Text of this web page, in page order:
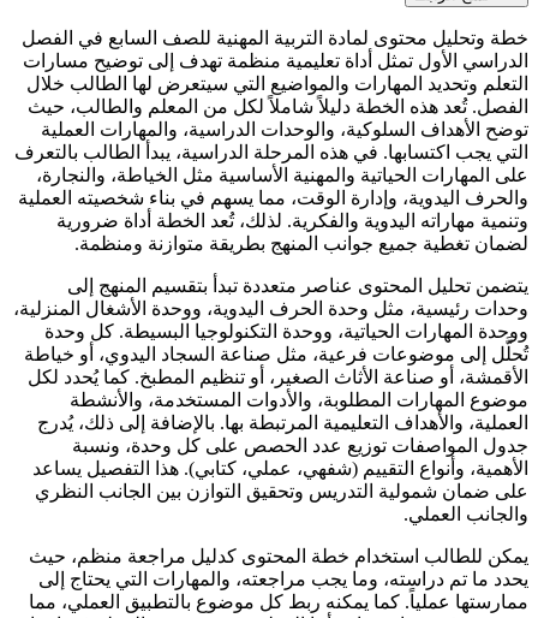
خطة وتحليل محتوى لمادة التربية المهنية للصف السابع في الفصل
الدراسي الأول تمثل أداة تعليمية منظمة تهدف إلى توضيح مسارات
التعلم وتحديد المهارات والمواضيع التي سيتعرض لها الطالب خلال
الفصل. تُعد هذه الخطة دليلاً شاملاً لكل من المعلم والطالب، حيث
توضح الأهداف السلوكية، والوحدات الدراسية، والمهارات العملية
التي يجب اكتسابها. في هذه المرحلة الدراسية، يبدأ الطالب بالتعرف
على المهارات الحياتية والمهنية الأساسية مثل الخياطة، والنجارة،
والحرف اليدوية، وإدارة الوقت، مما يسهم في بناء شخصيته العملية
وتنمية مهاراته اليدوية والفكرية. لذلك، تُعد الخطة أداة ضرورية
لضمان تغطية جميع جوانب المنهج بطريقة متوازنة ومنظمة.
يتضمن تحليل المحتوى عناصر متعددة تبدأ بتقسيم المنهج إلى
وحدات رئيسية، مثل وحدة الحرف اليدوية، ووحدة الأشغال المنزلية،
ووحدة المهارات الحياتية، ووحدة التكنولوجيا البسيطة. كل وحدة
تُحلَّل إلى موضوعات فرعية، مثل صناعة السجاد اليدوي، أو خياطة
الأقمشة، أو صناعة الأثاث الصغير، أو تنظيم المطبخ. كما يُحدد لكل
موضوع المهارات المطلوبة، والأدوات المستخدمة، والأنشطة
العملية، والأهداف التعليمية المرتبطة بها. بالإضافة إلى ذلك، يُدرج
جدول المواصفات توزيع عدد الحصص على كل وحدة، ونسبة
الأهمية، وأنواع التقييم (شفهي، عملي، كتابي). هذا التفصيل يساعد
على ضمان شمولية التدريس وتحقيق التوازن بين الجانب النظري
والجانب العملي.
يمكن للطالب استخدام خطة المحتوى كدليل مراجعة منظم، حيث
يحدد ما تم دراسته، وما يجب مراجعته، والمهارات التي يحتاج إلى
ممارستها عملياً. كما يمكنه ربط كل موضوع بالتطبيق العملي، مما